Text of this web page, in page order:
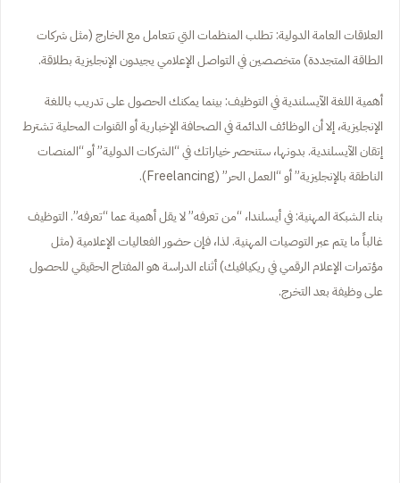
العلاقات العامة الدولية: تطلب المنظمات التي تتعامل مع الخارج (مثل شركات
الطاقة المتجددة) متخصصين في التواصل الإعلامي يجيدون الإنجليزية بطلاقة.
أهمية اللغة الآيسلندية في التوظيف: بينما يمكنك الحصول على تدريب باللغة
الإنجليزية، إلا أن الوظائف الدائمة في الصحافة الإخبارية أو القنوات المحلية تشترط
إتقان الآيسلندية. بدونها، ستنحصر خياراتك في “الشركات الدولية” أو “المنصات
الناطقة بالإنجليزية” أو “العمل الحر” (Freelancing).
بناء الشبكة المهنية: في أيسلندا، “من تعرفه” لا يقل أهمية عما “تعرفه”. التوظيف
غالباً ما يتم عبر التوصيات المهنية. لذا، فإن حضور الفعاليات الإعلامية (مثل
مؤتمرات الإعلام الرقمي في ريكيافيك) أثناء الدراسة هو المفتاح الحقيقي للحصول
على وظيفة بعد التخرج.